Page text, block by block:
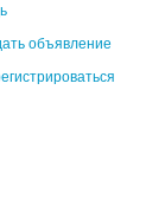
объявление